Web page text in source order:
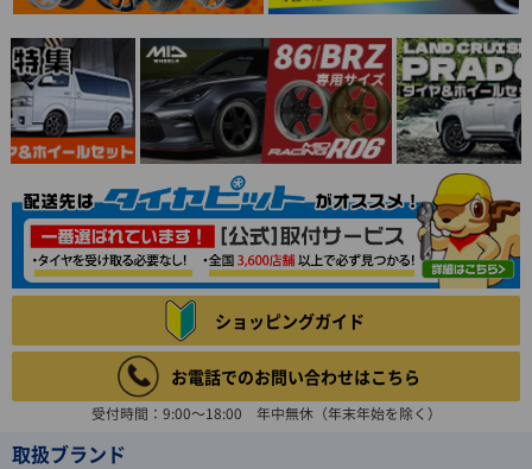
ショッピングガイド
お電話でのお問い合わせはこちら
受付時間：9:00～18:00 年中無休（年末年始を除く）
取扱ブランド